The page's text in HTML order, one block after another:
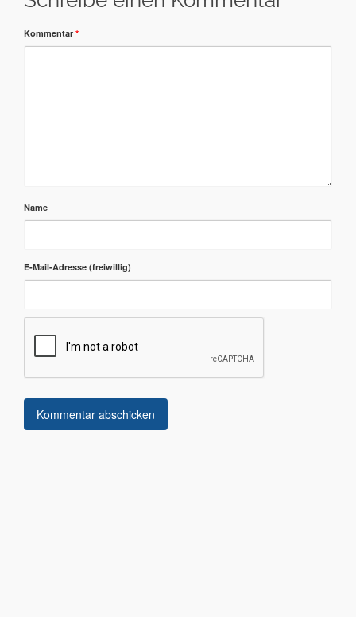
Kommentar *
Name
E-Mail-Adresse